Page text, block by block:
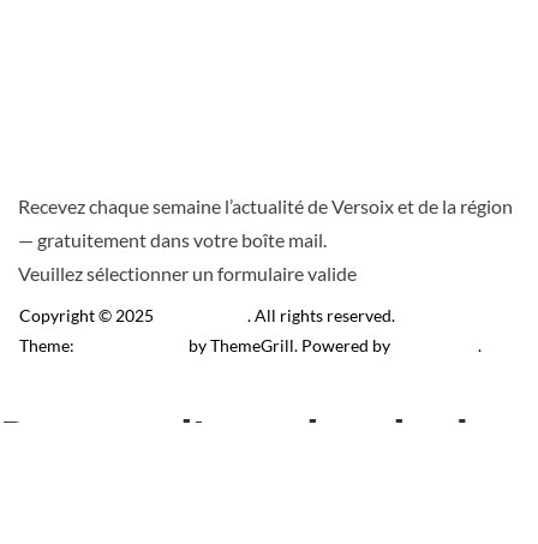
Recevez chaque semaine l’actualité de Versoix et de la région
— gratuitement dans votre boîte mail.
Veuillez sélectionner un formulaire valide
Copyright © 2025
. All rights reserved.
Theme:
by ThemeGrill. Powered by .
Recevez l’actu locale de